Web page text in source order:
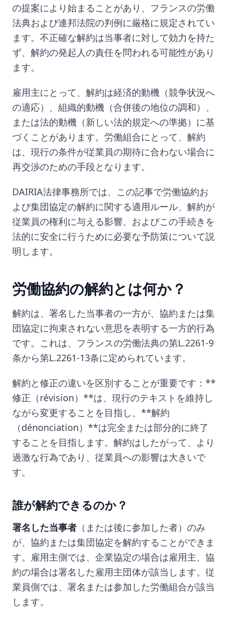
の提案により始まることがあり、フランスの労働
法典および連邦法院の判例に厳格に規定されてい
ます。不正確な解約は当事者に対して効力を持た
ず、解約の発起人の責任を問われる可能性があり
ます。
雇用主にとって、解約は経済的動機（競争状況へ
の適応）、組織的動機（合併後の地位の調和）、
または法的動機（新しい法的規定への準拠）に基
づくことがあります。労働組合にとって、解約
は、現行の条件が従業員の期待に合わない場合に
再交渉のための手段となります。
DAIRIA法律事務所では、この記事で労働協約お
よび集団協定の解約に関する適用ルール、解約が
従業員の権利に与える影響、およびこの手続きを
法的に安全に行うために必要な予防策について説
明します。
労働協約の解約とは何か？
解約は、署名した当事者の一方が、協約または集
団協定に拘束されない意思を表明する一方的行為
です。これは、フランスの労働法典の第L.2261-9
条から第L.2261-13条に定められています。
解約と修正の違いを区別することが重要です：**
修正（révision）**は、現行のテキストを維持し
ながら変更することを目指し、**解約
（dénonciation）**は完全または部分的に終了
することを目指します。解約はしたがって、より
過激な行為であり、従業員への影響は大きいで
す。
誰が解約できるのか？
署名した当事者 （または後に参加した者）のみ
が、協約または集団協定を解約することができま
す。雇用主側では、企業協定の場合は雇用主、協
約の場合は署名した雇用主団体が該当します。従
業員側では、署名または参加した労働組合が該当
します。